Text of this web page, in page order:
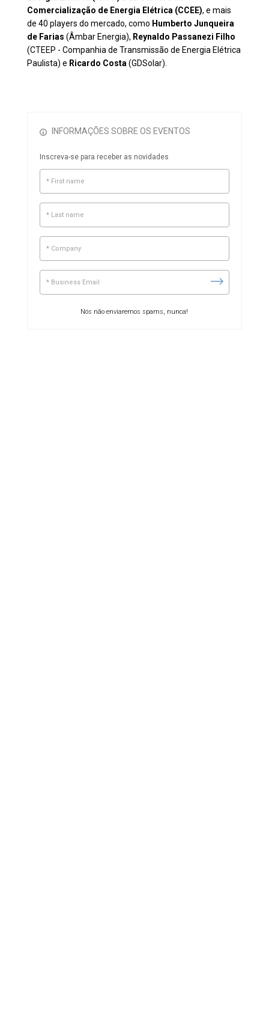
Comercialização de Energia Elétrica (CCEE), e mais
de 40 players do mercado, como Humberto Junqueira
de Farias (Âmbar Energia), Reynaldo Passanezi Filho
(CTEEP - Companhia de Transmissão de Energia Elétrica
Paulista) e Ricardo Costa (GDSolar).
INFORMAÇÕES SOBRE OS EVENTOS
Inscreva-se para receber as novidades
Nós não enviaremos spams, nunca!